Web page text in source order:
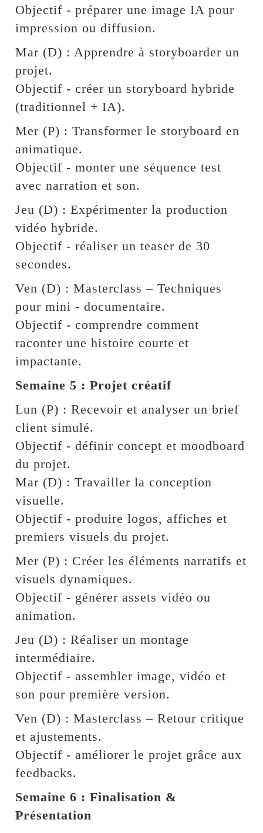
Objectif - préparer une image IA pour
impression ou diffusion.
Mar (D) : Apprendre à storyboarder un
projet.
Objectif - créer un storyboard hybride
(traditionnel + IA).
Mer (P) : Transformer le storyboard en
animatique.
Objectif - monter une séquence test
avec narration et son.
Jeu (D) : Expérimenter la production
vidéo hybride.
Objectif - réaliser un teaser de 30
secondes.
Ven (D) : Masterclass – Techniques
pour mini - documentaire.
Objectif - comprendre comment
raconter une histoire courte et
impactante.
Semaine 5 : Projet créatif
Lun (P) : Recevoir et analyser un brief
client simulé.
Objectif - définir concept et moodboard
du projet.
Mar (D) : Travailler la conception
visuelle.
Objectif - produire logos, affiches et
premiers visuels du projet.
Mer (P) : Créer les éléments narratifs et
visuels dynamiques.
Objectif - générer assets vidéo ou
animation.
Jeu (D) : Réaliser un montage
intermédiaire.
Objectif - assembler image, vidéo et
son pour première version.
Ven (D) : Masterclass – Retour critique
et ajustements.
Objectif - améliorer le projet grâce aux
feedbacks.
Semaine 6 : Finalisation &
Présentation